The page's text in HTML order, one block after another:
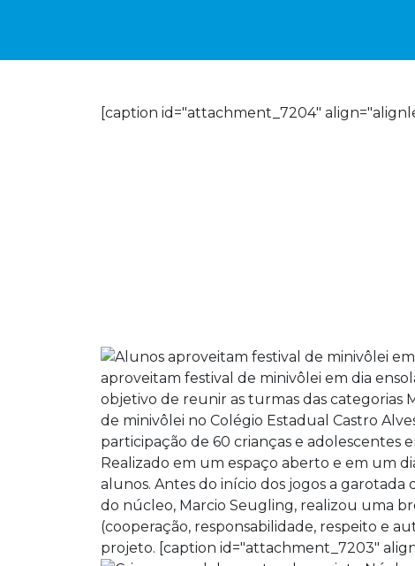
[caption id="attachment_7204"
aproveitam festival de minivôlei em dia
objetivo de reunir as turmas das categorias
de minivôlei no Colégio Estadual Castro
participação de 60 crianças e adolescentes
Realizado em um espaço aberto e em um
alunos. Antes do início dos jogos a
do núcleo, Marcio Seugling, realizou uma
(cooperação, responsabilidade, respeito e
projeto. [caption id="attachment_7203"